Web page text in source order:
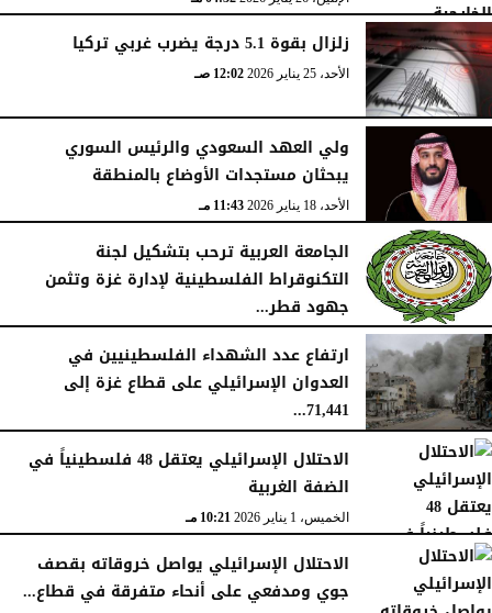
زلزال بقوة 5.1 درجة يضرب غربي تركيا
الأحد، 25 يناير 2026 12:02 صـ
ولي العهد السعودي والرئيس السوري
يبحثان مستجدات الأوضاع بالمنطقة
الأحد، 18 يناير 2026 11:43 مـ
الجامعة العربية ترحب بتشكيل لجنة
التكنوقراط الفلسطينية لإدارة غزة وتثمن
جهود قطر...
الجمعة، 16 يناير 2026 09:09 مـ
ارتفاع عدد الشهداء الفلسطينيين في
العدوان الإسرائيلي على قطاع غزة إلى
71,441...
الجمعة، 16 يناير 2026
الاحتلال الإسرائيلي يعتقل 48 فلسطينياً في
الضفة الغربية
الخميس، 1 يناير 2026 10:21 مـ
الاحتلال الإسرائيلي يواصل خروقاته بقصف
جوي ومدفعي على أنحاء متفرقة في قطاع...